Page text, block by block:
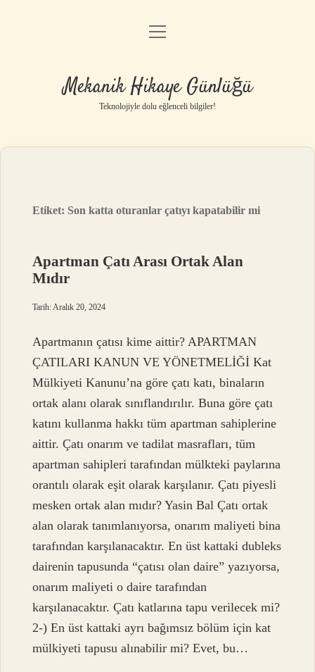
Anasayfa
Yasal Uyarı
menüyü
Mekanik Hikaye Günlüğü
Teknolojiyle dolu eğlenceli bilgiler!
Etiket: Son katta oturanlar çatıyı kapatabilir mi
Apartman Çatı Arası Ortak Alan
Mıdır
Tarih: Aralık 20, 2024
Apartmanın çatısı kime aittir? APARTMAN
ÇATILARI KANUN VE YÖNETMELİĞİ Kat
Mülkiyeti Kanunu’na göre çatı katı, binaların
ortak alanı olarak sınıflandırılır. Buna göre çatı
katını kullanma hakkı tüm apartman sahiplerine
aittir. Çatı onarım ve tadilat masrafları, tüm
apartman sahipleri tarafından mülkteki paylarına
orantılı olarak eşit olarak karşılanır. Çatı piyesli
mesken ortak alan mıdır? Yasin Bal Çatı ortak
alan olarak tanımlanıyorsa, onarım maliyeti bina
tarafından karşılanacaktır. En üst kattaki dubleks
dairenin tapusunda “çatısı olan daire” yazıyorsa,
onarım maliyeti o daire tarafından
karşılanacaktır. Çatı katlarına tapu verilecek mi?
2-) En üst kattaki ayrı bağımsız bölüm için kat
mülkiyeti tapusu alınabilir mi? Evet, bu…